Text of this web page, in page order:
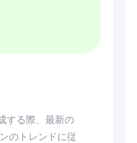
する際、最新の
のトレンドに従